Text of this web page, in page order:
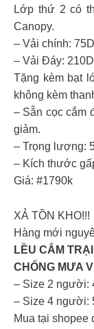
Lớp thứ 2 có
Canopy.
– Vải chính:
– Vải Đáy:
Tặng kèm bạt
không kèm
– Sẵn cọc cắm
giảm.
– Trọng lượng:
– Kích thước
Giá: #1790k
XẢ TỒN KHO!!!
Hàng mới
LỀU CẮM
CHỐNG MƯA
– Size 2 người:
– Size 4 người:
Mua tại shopee